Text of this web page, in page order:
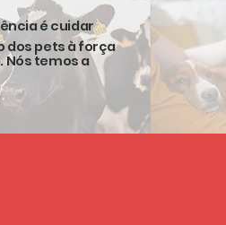
é cuidar
dos pets à força
Nós temos a